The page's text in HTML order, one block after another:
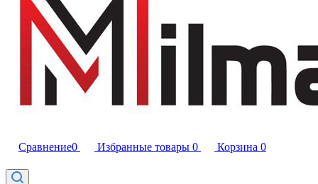
Сравнение0 Избранные товары 0 Корзина 0